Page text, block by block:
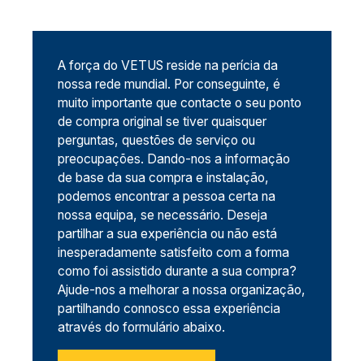
A força do VETUS reside na perícia da
nossa rede mundial. Por conseguinte, é
muito importante que contacte o seu ponto
de compra original se tiver quaisquer
perguntas, questões de serviço ou
preocupações. Dando-nos a informação
de base da sua compra e instalação,
podemos encontrar a pessoa certa na
nossa equipa, se necessário. Deseja
partilhar a sua experiência ou não está
inesperadamente satisfeito com a forma
como foi assistido durante a sua compra?
Ajude-nos a melhorar a nossa organização,
partilhando connosco essa experiência
através do formulário abaixo.